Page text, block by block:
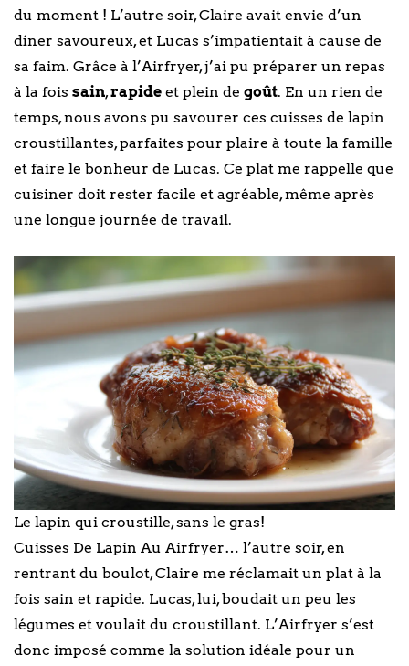
du moment ! L’autre soir, Claire avait envie d’un
dîner savoureux, et Lucas s’impatientait à cause de
sa faim. Grâce à l’Airfryer, j’ai pu préparer un repas
à la fois sain,rapide et plein de goût. En un rien de
temps, nous avons pu savourer ces cuisses de lapin
croustillantes, parfaites pour plaire à toute la famille
et faire le bonheur de Lucas. Ce plat me rappelle que
cuisiner doit rester facile et agréable, même après
une longue journée de travail.
Le lapin qui croustille, sans le gras!
Cuisses De Lapin Au Airfryer… l’autre soir, en
rentrant du boulot, Claire me réclamait un plat à la
fois sain et rapide. Lucas, lui, boudait un peu les
légumes et voulait du croustillant. L’Airfryer s’est
donc imposé comme la solution idéale pour un